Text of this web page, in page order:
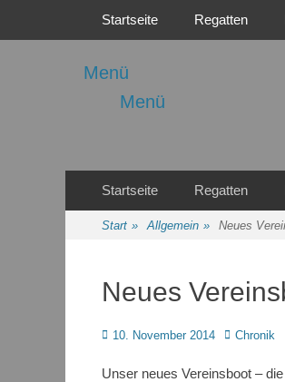
Menü
Regattasport und
Menü
Primäres Menü
Startseite Regatten
Sekundäres
springen
Startseite Regatten
Start » Allgemein » Neues
Neues
Posted
10. November 2014 Autor
Chronik
Unser neues Vereinsboot –